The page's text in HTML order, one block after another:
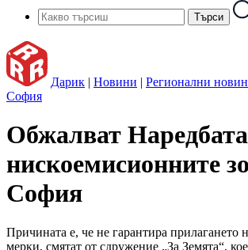
Дарик | Новини | Регионални
София
Обжалват
нискоемисионните
София
Причината е, че не гарантира прилагането
мерки, смятат от сдружение „За Земята“,